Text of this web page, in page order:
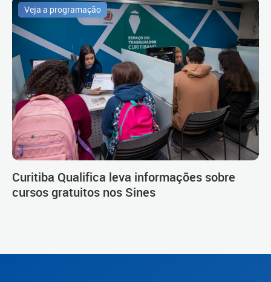
Veja a programação
Curitiba Qualifica leva informações sobre
cursos gratuitos nos Sines